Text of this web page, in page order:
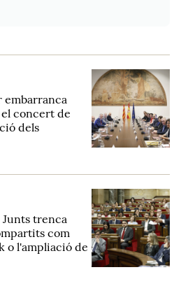
embarranca
concert de
dels
Junts trenca
com
o l'ampliació de